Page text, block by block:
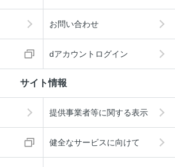
お問い合わせ
dアカウントログイン
サイト情報
提供事業者等に関する表示
健全なサービスに向けて